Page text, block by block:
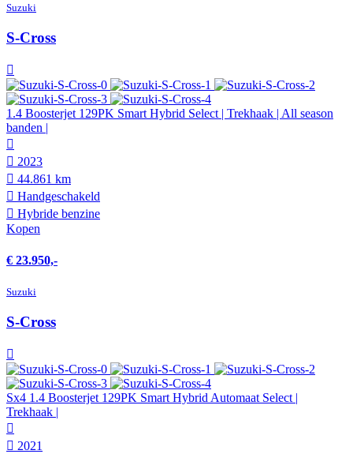
Suzuki
S-Cross
1.4 Boosterjet 129PK Smart Hybrid Select | Trekhaak | All season
banden |
2023
44.861 km
Hand­geschakeld
Hybride benzine
Kopen
€ 23.950,-
Suzuki
S-Cross
Sx4 1.4 Boosterjet 129PK Smart Hybrid Automaat Select |
Trekhaak |
2021